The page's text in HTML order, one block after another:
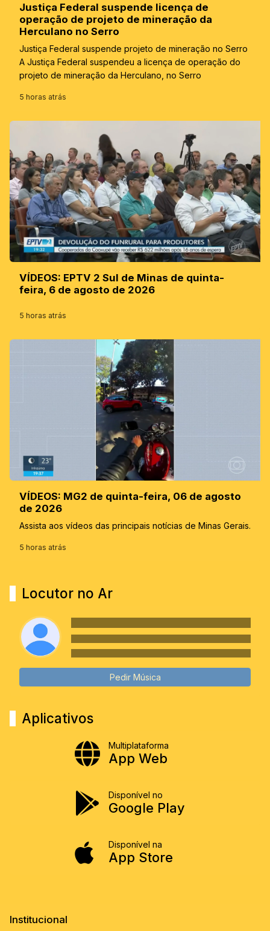
Justiça Federal suspende licença de
operação de projeto de mineração da
Herculano no Serro
Justiça Federal suspende projeto de mineração no Serro
A Justiça Federal suspendeu a licença de operação do
projeto de mineração da Herculano, no Serro
5 horas atrás
VÍDEOS: EPTV 2 Sul de Minas de quinta-
feira, 6 de agosto de 2026
5 horas atrás
VÍDEOS: MG2 de quinta-feira, 06 de agosto
de 2026
Assista aos vídeos das principais notícias de Minas Gerais.
5 horas atrás
Locutor no Ar
Pedir Música
Aplicativos
Multiplataforma
App Web
Disponível no
Google Play
Disponível na
App Store
Institucional